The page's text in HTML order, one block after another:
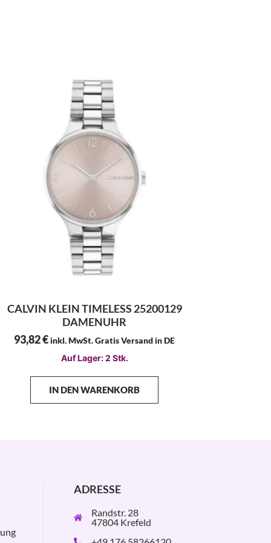
CALVIN KLEIN TIMELESS 25200129
DAMENUHR
93,82€inkl. MwSt. Gratis Versand in DE
Auf Lager: 2 Stk.
IN DEN WARENKORB
ADRESSE
Randstr. 28
47804 Krefeld